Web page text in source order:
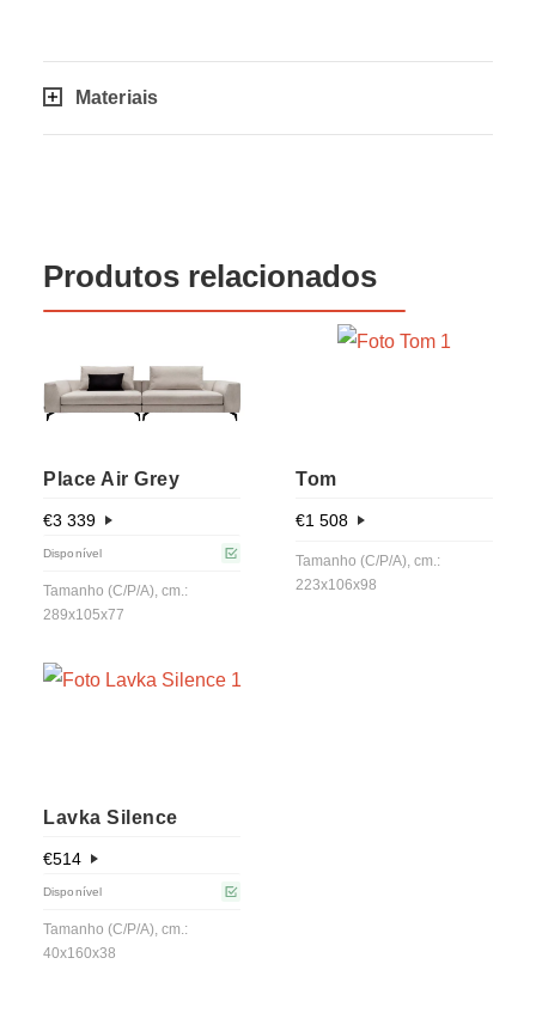
Materiais
Produtos relacionados
Place Air Grey
€3 339
Disponível
Tamanho (C/P/A), cm.:
289x105x77
Tom
€1 508
Tamanho (C/P/A), cm.:
223x106x98
Lavka Silence
€514
Disponível
Tamanho (C/P/A), cm.:
40x160x38